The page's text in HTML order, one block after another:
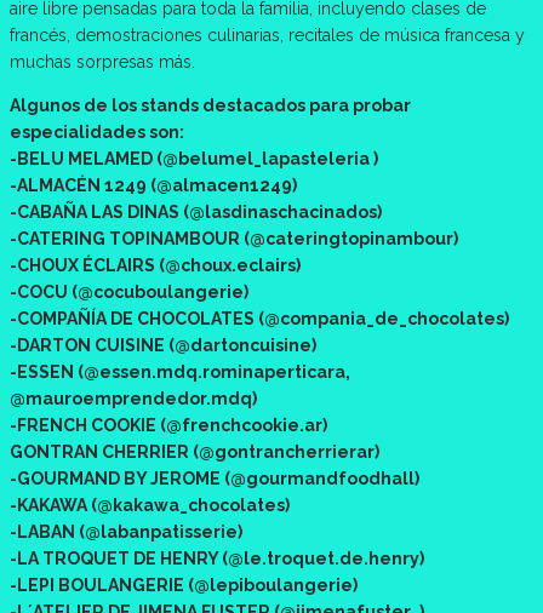
aire libre pensadas para toda la familia, incluyendo clases de
francés, demostraciones culinarias, recitales de música francesa y
muchas sorpresas más.
Algunos de los stands destacados para probar
especialidades son:
-BELU MELAMED (@belumel_lapasteleria )
-ALMACÉN 1249 (@almacen1249)
-CABAÑA LAS DINAS (@lasdinaschacinados)
-CATERING TOPINAMBOUR (@cateringtopinambour)
-CHOUX ÉCLAIRS (@choux.eclairs)
-COCU (@cocuboulangerie)
-COMPAÑÍA DE CHOCOLATES (@compania_de_chocolates)
-DARTON CUISINE (@dartoncuisine)
-ESSEN (@essen.mdq.rominaperticara,
@mauroemprendedor.mdq)
-FRENCH COOKIE (@frenchcookie.ar)
GONTRAN CHERRIER (@gontrancherrierar)
-GOURMAND BY JEROME (@gourmandfoodhall)
-KAKAWA (@kakawa_chocolates)
-LABAN (@labanpatisserie)
-LA TROQUET DE HENRY (@le.troquet.de.henry)
-LEPI BOULANGERIE (@lepiboulangerie)